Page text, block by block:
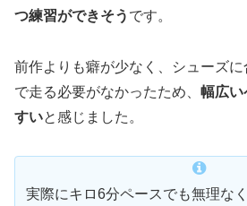
つ練習ができそう です。
前作よりも癖が少なく、シューズ
で走る必要がなかったため、 幅広い
すいと感じました。
実際にキロ6分ペースでも無理な